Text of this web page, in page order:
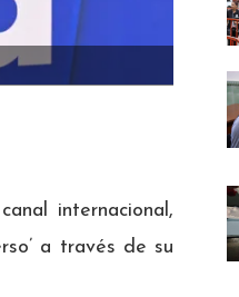
internacional,
a través de su